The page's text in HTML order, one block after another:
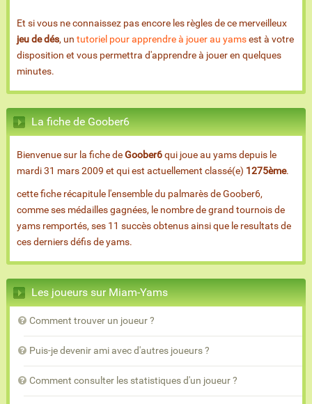
Et si vous ne connaissez pas encore les règles de ce merveilleux
jeu de dés, un tutoriel pour apprendre à jouer au yamsest à votre
disposition et vous permettra d'apprendre à jouer en quelques
minutes.
La fiche de Goober6
Bienvenue sur la fiche deGoober6qui joue au yams depuis le
mardi 31 mars 2009 et qui est actuellement classé(e) 1275ème.
cette fiche récapitule l'ensemble du palmarès de Goober6,
comme ses médailles gagnées, le nombre de grand tournois de
yams remportés, ses 11 succès obtenus ainsi que le resultats de
ces derniers défis de yams.
Les joueurs sur Miam-Yams
Comment trouver un joueur ?
Puis-je devenir ami avec d'autres joueurs ?
Comment consulter les statistiques d'un joueur ?